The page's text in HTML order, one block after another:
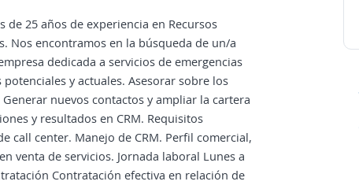
de 25 años de experiencia en Recursos
Nos encontramos en la búsqueda de un/a
dedicada a servicios de emergencias
y actuales. Asesorar sobre los
nuevos contactos y ampliar la cartera
y resultados en CRM. Requisitos
call center. Manejo de CRM. Perfil comercial,
venta de servicios. Jornada laboral Lunes a
Contratación efectiva en relación de